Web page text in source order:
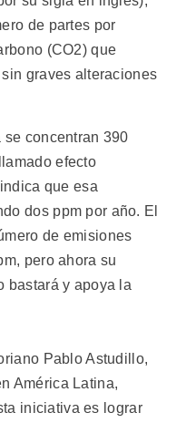
de partes por
(CO2) que
graves alteraciones
concentran 390
efecto
que esa
dos ppm por año. El
de emisiones
pero ahora su
bastará y apoya la
Pablo Astudillo,
América Latina,
iniciativa es lograr